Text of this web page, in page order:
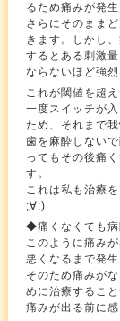
るため痛みが発
さらにそのまま
きます。しかし
するとある刺激
ならないほど強
これが閾値を超
一度スイッチが
ため、それまで
歯を麻酔しない
ってもその後痛
す。
これは私も治療
;∀;)
◆痛くなくても
このように痛み
悪くなるまで発
そのため痛みが
めに治療するこ
痛みが出る前に